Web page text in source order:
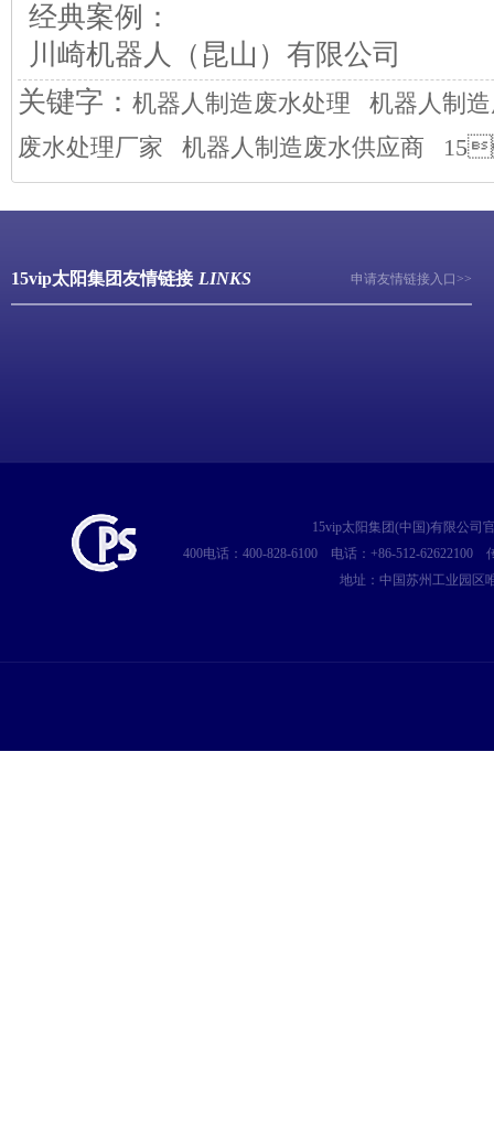
经典案例：
川崎机器人（昆山）有限公司
关键字： 机器人制造废水处理
机器人制
废水处理厂家
机器人制造废水供应商
15vip太阳集团友情链接 LINKS 申请友情链接入口>>
15vip太阳集团(中国)有限公司
400电话：400-828-6100
电话：+86-512-62622100
地址：中国苏州工业园区